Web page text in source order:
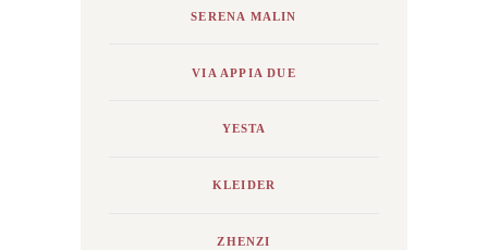
SERENA MALIN
VIA APPIA DUE
YESTA
KLEIDER
ZHENZI